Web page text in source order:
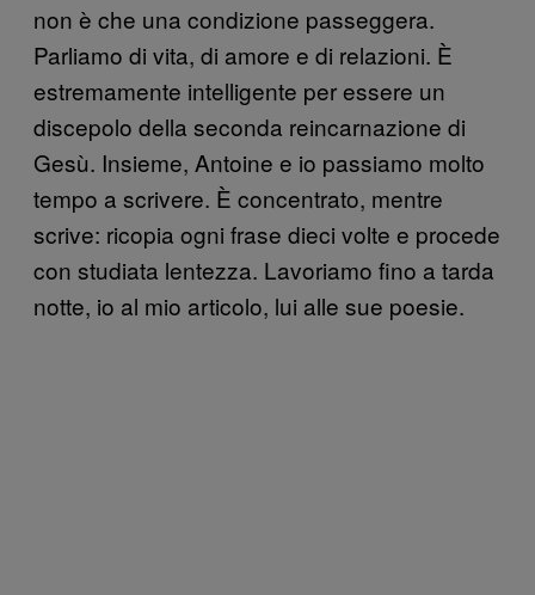
non è che una condizione passeggera.
Parliamo di vita, di amore e di relazioni. È
estremamente intelligente per essere un
discepolo della seconda reincarnazione di
Gesù. Insieme, Antoine e io passiamo molto
tempo a scrivere. È concentrato, mentre
scrive: ricopia ogni frase dieci volte e procede
con studiata lentezza. Lavoriamo fino a tarda
notte, io al mio articolo, lui alle sue poesie.